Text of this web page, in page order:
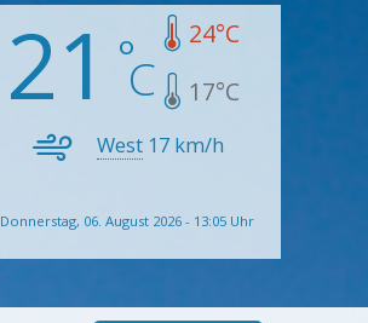
21 24°C
17°C
West 17 km/h
Donnerstag, 06. August 2026 - 13:05 Uhr